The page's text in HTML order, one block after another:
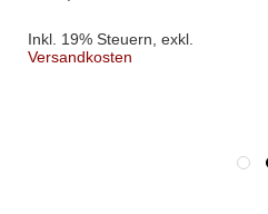
Inkl. 19% Steuern exkl.
Versandkosten